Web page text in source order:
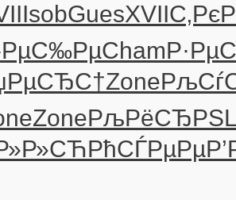
IsobGuesXVII
Cham
Zone
ZoneРљРёСЂРЅ
РћСЃРµРµ